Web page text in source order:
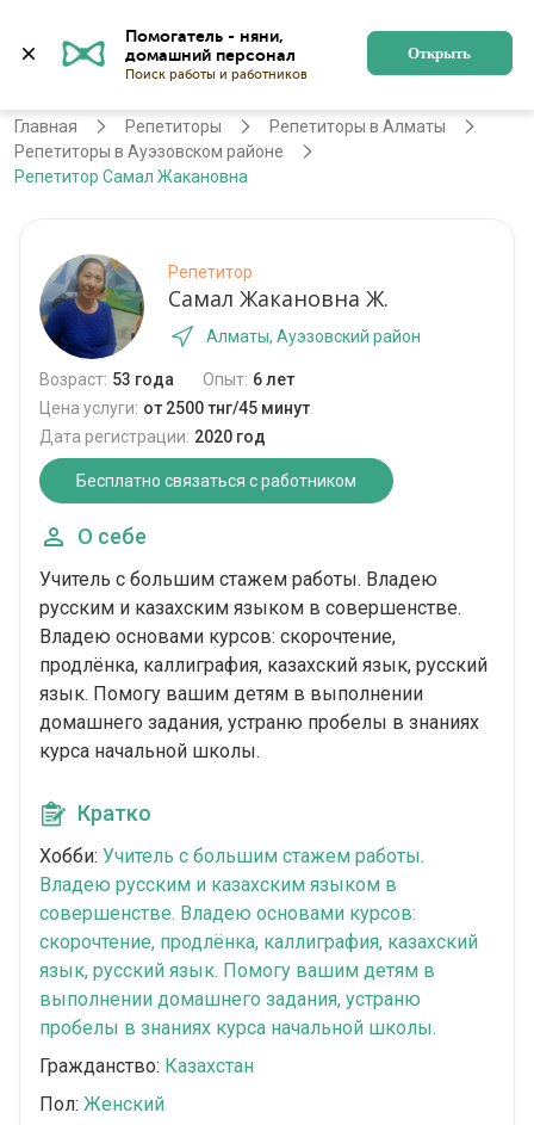
Помогатель - няни,
Поиск работы и работников
Открыть
Алматы Регистрация
Главная Репетиторы
Репетиторы в Алматы
Репетиторы в Ауэзовском районе
Репетитор Самал Жакановна
Репетитор
Самал Жакановна Ж.
Алматы, Ауэзовский район
Возраст: 53 года Опыт: 6 лет
Цена услуги: от 2500 тнг/45 минут
Дата регистрации: 2020 год
Бесплатно связаться с работником
О себе
Учитель с большим стажем работы. Владею
русским и казахским языком в совершенстве.
Владею основами курсов: скорочтение,
продлёнка, каллиграфия, казахский язык, русский
язык. Помогу вашим детям в выполнении
домашнего задания, устраню пробелы в знаниях
курса начальной школы.
Кратко
Хобби: Учитель с большим стажем работы.
Владею русским и казахским языком в
совершенстве. Владею основами курсов:
скорочтение, продлёнка, каллиграфия, казахский
язык, русский язык. Помогу вашим детям в
выполнении домашнего задания, устраню
пробелы в знаниях курса начальной школы.
Гражданство: Казахстан
Пол: Женский